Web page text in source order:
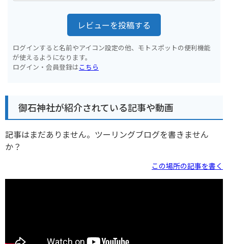
レビューを投稿する
ログインすると名前やアイコン設定の他、モトスポットの便利機能
が使えるようになります。
ログイン・会員登録はこちら
御石神社が紹介されている記事や動画
記事はまだありません。ツーリングブログを書きません
か？
この場所の記事を書く